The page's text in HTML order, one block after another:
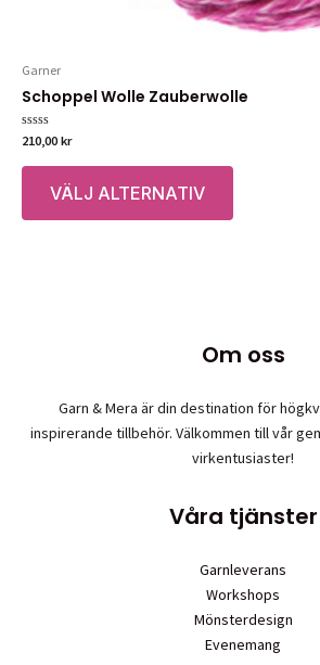
Garner
Schoppel Wolle Zauberwolle
Betygsatt
av
210,00 kr
VÄLJ ALTERNATIV
Den
produkten
alternativen
väljas
på
produktsidan
Om oss
Garn & Mera är din destination för
inspirerande tillbehör. Välkommen till vår
virkentusiaster!
Våra tjänster
Garnleverans
Workshops
Mönsterdesign
Evenemang